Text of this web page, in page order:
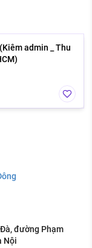
admin _ Thu
đường Phạm
Nội